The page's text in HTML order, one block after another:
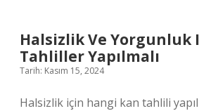
Halsizlik Ve Yorgunluk
Tahliller Yapılmalı
Tarih: Kasım 15, 2024
Halsizlik için hangi kan tahlili